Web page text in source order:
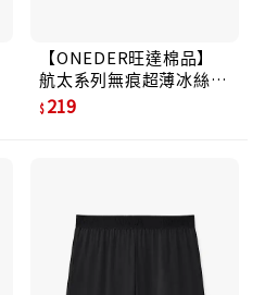
【ONEDER旺達棉品】
航太系列無痕超薄冰絲貼
身褲/ 冰絲深灰/ M
219